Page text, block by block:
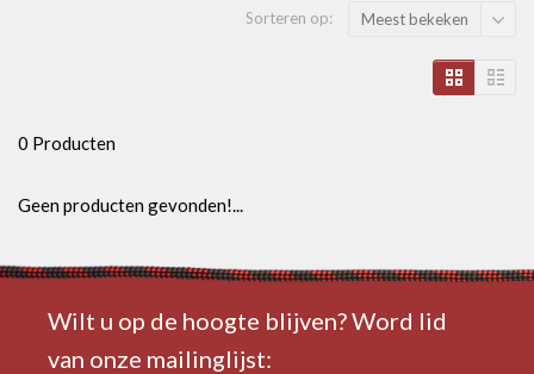
Sorteren op: Meest bekeken
0 Producten
Geen producten gevonden!...
Wilt u op de hoogte blijven? Word lid
van onze mailinglijst: